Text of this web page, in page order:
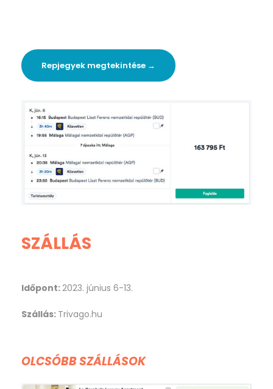
Repjegyek megtekintése →
SZÁLLÁS
Időpont:2023. június 6-13.
Szállás: Trivago.hu
OLCSÓBB SZÁLLÁSOK